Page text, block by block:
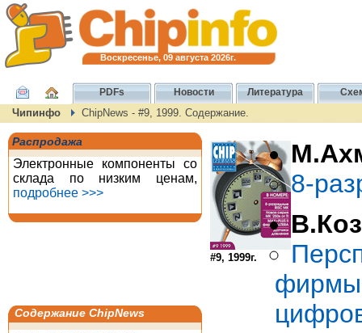
Воскресенье, 09 августа 2026г.
PDFs Новости Литература
Чипинфо ChipNews - #9, 1999. Содержание.
Распродажа
Электронные компоненты со
склада по низким ценам,
подробнее >>>
Содержание ChipNews
#9, 1999г.
8-